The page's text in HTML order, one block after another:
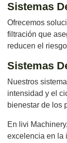
Sistemas
Ofrecemos
filtración que
reducen el
Sistemas
Nuestros
intensidad y el
bienestar de los
En livi
excelencia en la